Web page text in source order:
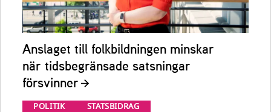
Anslaget till folkbildningen minskar
när tidsbegränsade satsningar
försvinner
POLITIK
STATSBIDRAG